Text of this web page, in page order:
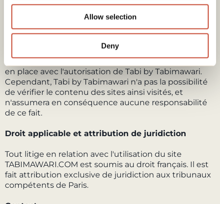
Allow selection
Deny
Liens hypertextes
Le site TABIMAWARI.COM contient un certain
nombre de liens hypertextes vers d'autres sites, mis
en place avec l'autorisation de Tabi by Tabimawari.
Cependant, Tabi by Tabimawari n'a pas la possibilité
de vérifier le contenu des sites ainsi visités, et
n'assumera en conséquence aucune responsabilité
de ce fait.
Droit applicable et attribution de juridiction
Tout litige en relation avec l'utilisation du site
TABIMAWARI.COM est soumis au droit français. Il est
fait attribution exclusive de juridiction aux tribunaux
compétents de Paris.